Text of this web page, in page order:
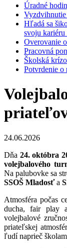
Úradné
Hľadá sa
svoju
Overovanie
Pracovná
Školská
Potvrdenie o
24.06.2026
Dňa 24. októbra
volejbalového
Na palubovke sa
SSOŠ Mladosťa
Atmosféra počas
ducha, fair play
volejbalové
priateľskej
ľudí naprieč